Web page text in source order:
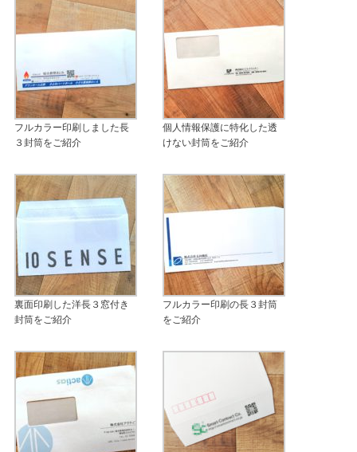
フルカラー印刷しました長
３封筒をご紹介
個人情報保護に特化した透
けない封筒をご紹介
裏面印刷した洋長３窓付き
封筒をご紹介
フルカラー印刷の長３封筒
をご紹介